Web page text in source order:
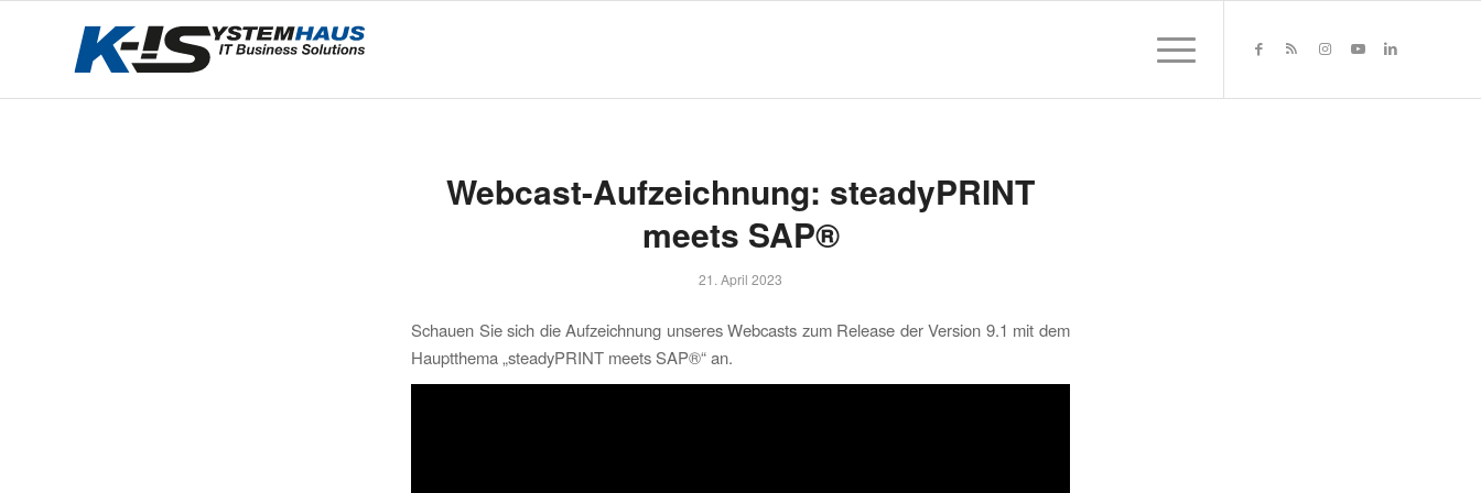
Webcast-Aufzeichnung: steadyPRINT
meets SAP®
21. April 2023
Schauen Sie sich die Aufzeichnung unseres Webcasts zum Release der Version 9.1 mit dem
Hauptthema „steadyPRINT meets SAP®“ an.